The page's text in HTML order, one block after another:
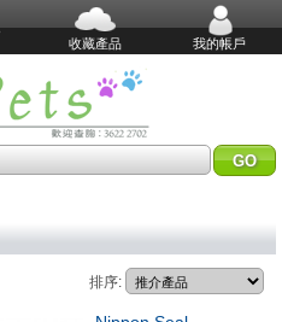
收藏產品 我的帳戶
排序: